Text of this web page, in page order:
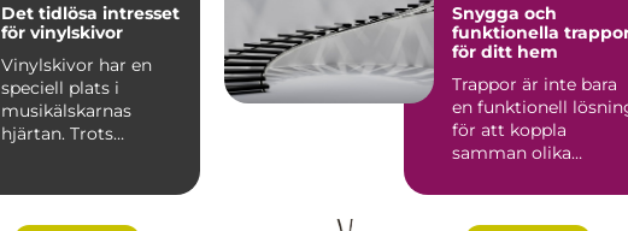
Det tidlösa intresset
för vinylskivor
Vinylskivor har en
speciell plats i
musikälskarnas
hjärtan. Trots
Snygga och
funktionella
för ditt hem
Trappor är inte bara
en funktionell
för att koppla
samman olika